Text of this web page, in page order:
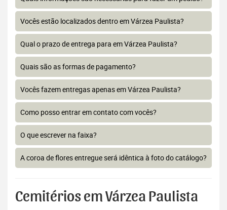
Vocês estão localizados dentro em Várzea Paulista?
Qual o prazo de entrega para em Várzea Paulista?
Quais são as formas de pagamento?
Vocês fazem entregas apenas em Várzea Paulista?
Como posso entrar em contato com vocês?
O que escrever na faixa?
A coroa de flores entregue será idêntica à foto do catálogo?
Cemitérios em Várzea Paulista